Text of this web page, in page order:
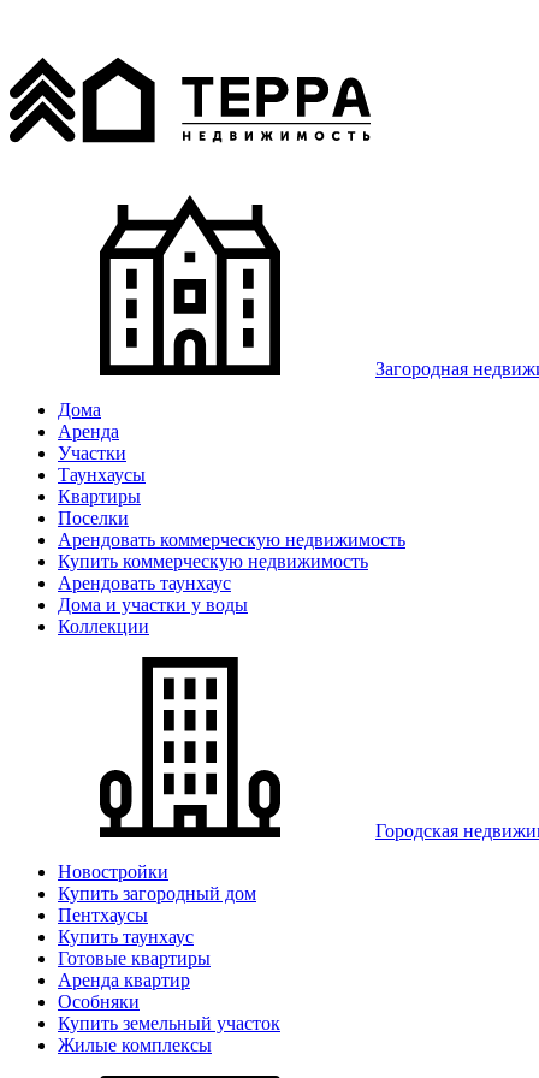
Загородная
Дома
Аренда
Участки
Таунхаусы
Квартиры
Поселки
Арендовать коммерческую недвижимость
Купить коммерческую недвижимость
Арендовать таунхаус
Дома и участки у воды
Коллекции
Городская
Новостройки
Купить загородный дом
Пентхаусы
Купить таунхаус
Готовые квартиры
Аренда квартир
Особняки
Купить земельный участок
Жилые комплексы